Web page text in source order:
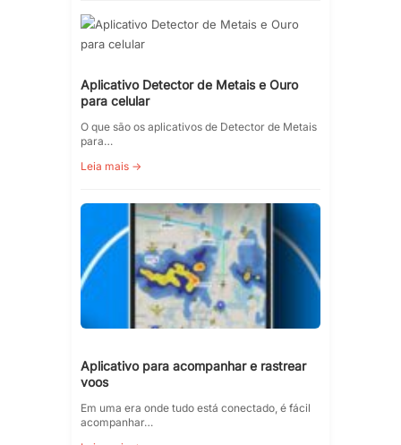
Aplicativo Detector de Metais e Ouro
para celular
O que são os aplicativos de Detector de Metais
para…
Leia mais →
Aplicativo para acompanhar e rastrear
voos
Em uma era onde tudo está conectado, é fácil
acompanhar…